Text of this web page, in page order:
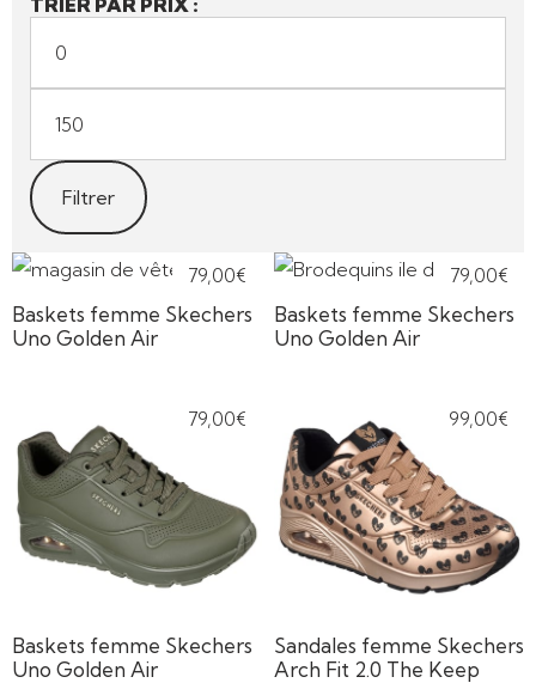
doré
GRIS JAUNE KAKI MARINE
MARRON
ROSE
TRIER PAR PRIX :
Filtrer
Baskets femme Skechers
Uno Golden Air
79,00€
Baskets femme Skechers
Uno Golden Air
79,00€
Baskets femme Skechers
Uno Golden Air
79,00€
Sandales femme Skechers
Arch Fit 2.0 The Keep
99,00€